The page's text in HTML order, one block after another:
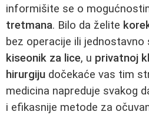
informišite se o
tretmana. Bilo da želite
bez operacije ili jednostavno
kiseonik za lice, u privatnoj
hirurgiju dočekaće vas tim
medicina napreduje svakog
i efikasnije metode za